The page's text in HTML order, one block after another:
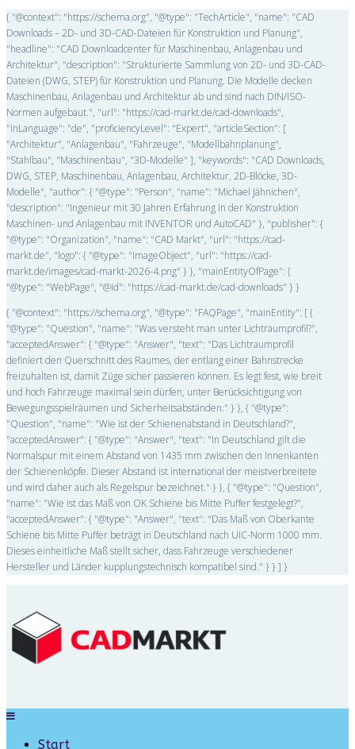
{ "@context": "https://schema.org", "@type": "TechArticle", "name": "CAD
Downloads – 2D- und 3D-CAD-Dateien für Konstruktion und Planung",
"headline": "CAD Downloadcenter für Maschinenbau, Anlagenbau und
Architektur", "description": "Strukturierte Sammlung von 2D- und 3D-CAD-
Dateien (DWG, STEP) für Konstruktion und Planung. Die Modelle decken
Maschinenbau, Anlagenbau und Architektur ab und sind nach DIN/ISO-
Normen aufgebaut.", "url": "https://cad-markt.de/cad-downloads",
"inLanguage": "de", "proficiencyLevel": "Expert", "articleSection": [
"Architektur", "Anlagenbau", "Fahrzeuge", "Modellbahnplanung",
"Stahlbau", "Maschinenbau", "3D-Modelle" ], "keywords": "CAD Downloads,
DWG, STEP, Maschinenbau, Anlagenbau, Architektur, 2D-Blöcke, 3D-
Modelle", "author": { "@type": "Person", "name": "Michael Jähnichen",
"description": "Ingenieur mit 30 Jahren Erfahrung in der Konstruktion
Maschinen- und Anlagenbau mit INVENTOR und AutoCAD" }, "publisher": {
"@type": "Organization", "name": "CAD Markt", "url": "https://cad-
markt.de", "logo": { "@type": "ImageObject", "url": "https://cad-
markt.de/images/cad-markt-2026-4.png" } }, "mainEntityOfPage": {
"@type": "WebPage", "@id": "https://cad-markt.de/cad-downloads" } }
{ "@context": "https://schema.org", "@type": "FAQPage", "mainEntity": [ {
"@type": "Question", "name": "Was versteht man unter Lichtraumprofil?",
"acceptedAnswer": { "@type": "Answer", "text": "Das Lichtraumprofil
definiert den Querschnitt des Raumes, der entlang einer Bahnstrecke
freizuhalten ist, damit Züge sicher passieren können. Es legt fest, wie breit
und hoch Fahrzeuge maximal sein dürfen, unter Berücksichtigung von
Bewegungsspielräumen und Sicherheitsabständen." } }, { "@type":
"Question", "name": "Wie ist der Schienenabstand in Deutschland?",
"acceptedAnswer": { "@type": "Answer", "text": "In Deutschland gilt die
Normalspur mit einem Abstand von 1435 mm zwischen den Innenkanten
der Schienenköpfe. Dieser Abstand ist international der meistverbreitete
und wird daher auch als Regelspur bezeichnet." } }, { "@type": "Question",
"name": "Wie ist das Maß von OK Schiene bis Mitte Puffer festgelegt?",
"acceptedAnswer": { "@type": "Answer", "text": "Das Maß von Oberkante
Schiene bis Mitte Puffer beträgt in Deutschland nach UIC-Norm 1000 mm.
Dieses einheitliche Maß stellt sicher, dass Fahrzeuge verschiedener
Hersteller und Länder kupplungstechnisch kompatibel sind." } } ] }
Start